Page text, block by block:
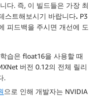
다. 즉, 이 빌드들은 가장 최
스트해보시기 바랍니다. P3
피드백을 주시면 개선에 도
습은 float16을 사용할 때
버전 0.12의 전체 릴리
.
으로 인해 개발자는 NVIDIA